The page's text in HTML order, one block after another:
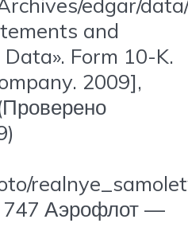
and
Form 10-K.
2009],
Аэрофлот —